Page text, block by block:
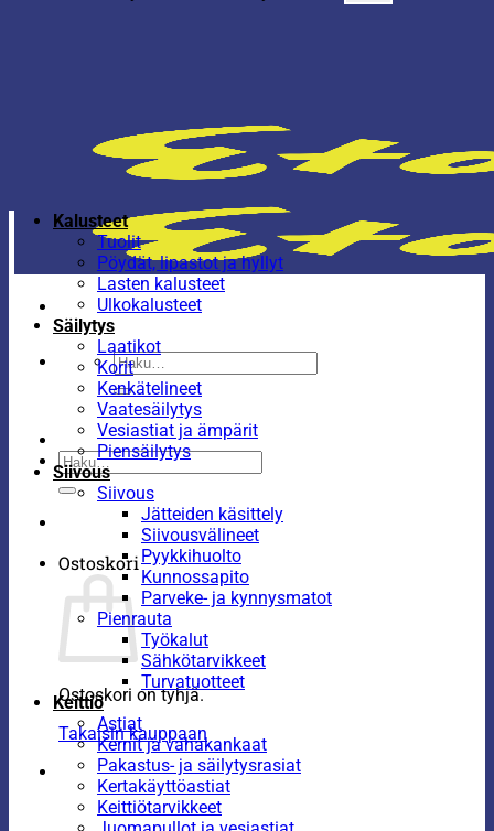
Etsi:
Etsi:
Ostoskori
Ostoskori on tyhjä.
Takaisin kauppaan
Kalusteet
Tuolit
Pöydät, lipastot ja hyllyt
Lasten kalusteet
Ulkokalusteet
Säilytys
Laatikot
Korit
Kenkätelineet
Vaatesäilytys
Vesiastiat ja ämpärit
Piensäilytys
Siivous
Siivous
Jätteiden käsittely
Siivousvälineet
Pyykkihuolto
Kunnossapito
Parveke- ja kynnysmatot
Pienrauta
Työkalut
Sähkötarvikkeet
Turvatuotteet
Keittiö
Astiat
Kernit ja vahakankaat
Pakastus- ja säilytysrasiat
Kertakäyttöastiat
Keittiötarvikkeet